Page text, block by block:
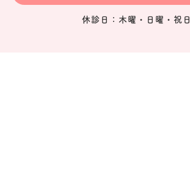
休診日：木曜・日曜・祝日